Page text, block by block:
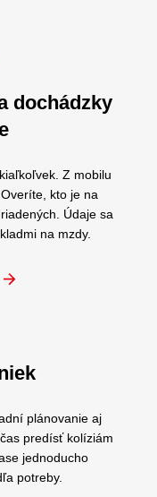
dochádzky
Z mobilu
kto je na
Údajesa
na mzdy.
plánovanie aj
predísť kolíziám
jednoducho
potreby.